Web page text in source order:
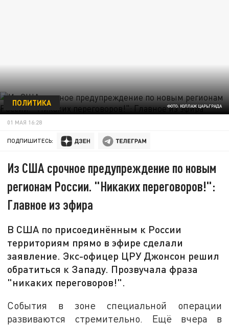
ФОТО: КОЛЛАЖ ЦАРЬГРАДА
ПОЛИТИКА
01 МАЯ 16:28
ПОДПИШИТЕСЬ:
Из США срочное предупреждение по новым
регионам России. "Никаких переговоров!":
Главное из эфира
В США по присоединённым к России
территориям прямо в эфире сделали
заявление. Экс-офицер ЦРУ Джонсон решил
обратиться к Западу. Прозвучала фраза
"никаких переговоров!".
События в зоне специальной операции
развиваются стремительно. Ещё вчера в